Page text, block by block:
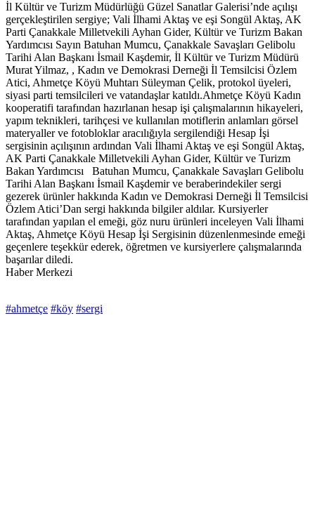
İl Kültür ve Turizm Müdürlüğü Güzel Sanatlar Galerisi’nde açılışı
gerçekleştirilen sergiye; Vali İlhami Aktaş ve eşi Songül Aktaş, AK
Parti Çanakkale Milletvekili Ayhan Gider, Kültür ve Turizm Bakan
Yardımcısı Sayın Batuhan Mumcu, Çanakkale Savaşları Gelibolu
Tarihi Alan Başkanı İsmail Kaşdemir, İl Kültür ve Turizm Müdürü
Murat Yilmaz, , Kadın ve Demokrasi Derneği İl Temsilcisi Özlem
Atici, Ahmetçe Köyü Muhtarı Süleyman Çelik, protokol üyeleri,
siyasi parti temsilcileri ve vatandaşlar katıldı.Ahmetçe Köyü Kadın
kooperatifi tarafından hazırlanan hesap işi çalışmalarının hikayeleri,
yapım teknikleri, tarihçesi ve kullanılan motiflerin anlamları görsel
materyaller ve fotobloklar aracılığıyla sergilendiği Hesap İşi
sergisinin açılışının ardından Vali İlhami Aktaş ve eşi Songül Aktaş,
AK Parti Çanakkale Milletvekili Ayhan Gider, Kültür ve Turizm
Bakan Yardımcısı Batuhan Mumcu, Çanakkale Savaşları Gelibolu
Tarihi Alan Başkanı İsmail Kaşdemir ve beraberindekiler sergi
gezerek ürünler hakkında Kadın ve Demokrasi Derneği İl Temsilcisi
Özlem Atici’Dan sergi hakkında bilgiler aldılar. Kursiyerler
tarafından yapılan el emeği, göz nuru ürünleri inceleyen Vali İlhami
Aktaş, Ahmetçe Köyü Hesap İşi Sergisinin düzenlenmesinde emeği
geçenlere teşekkür ederek, öğretmen ve kursiyerlere çalışmalarında
başarılar diledi.
Haber Merkezi
#ahmetçe #köy #sergi